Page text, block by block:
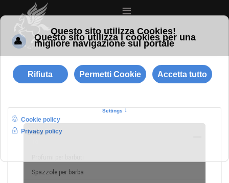
≡
Barba
Spazzole per barba